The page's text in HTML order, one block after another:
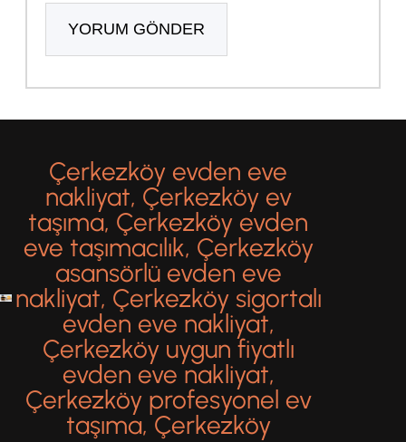
Çerkezköy evden eve
nakliyat, Çerkezköy ev
taşıma, Çerkezköy evden
eve taşımacılık, Çerkezköy
asansörlü evden eve
nakliyat, Çerkezköy sigortalı
evden eve nakliyat,
Çerkezköy uygun fiyatlı
evden eve nakliyat,
Çerkezköy profesyonel ev
taşıma, Çerkezköy